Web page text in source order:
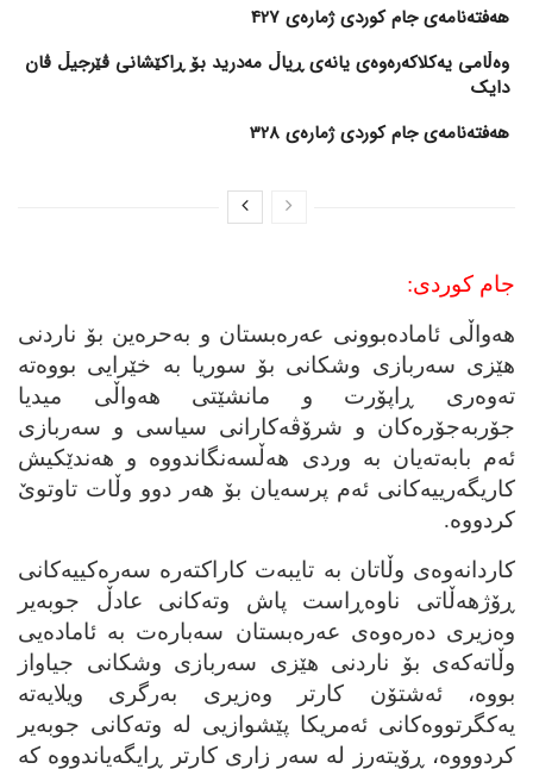
هەفتەنامەی جام کوردی ژمارەی 427
وەڵامی یەکلاکەرەوەی یانەی ڕیاڵ مەدرید بۆ ڕاکێشانی ڤێرجیڵ ڤان
دایک
هەفتەنامەی جام کوردی ژمارەی 328
جام کوردی:
هه‌واڵی ئاماده‌بوونی عه‌ره‌بستان و به‌حره‌ین بۆ ناردنی
هێزی سه‌ربازی وشکانی بۆ سوریا به‌ خێرایی بووه‌ته‌
ته‌وه‌ری ڕاپۆرت و مانشێتی هه‌واڵی میدیا
جۆربه‌جۆره‌کان و شرۆڤه‌کارانی سیاسی و سه‌ربازی
ئه‌م بابه‌ته‌یان به وردی هه‌ڵسه‌نگاندووه‌ و هه‌ندێکیش
کاریگه‌رییه‌کانی ئه‌م پرسه‌یان بۆ هه‌ر دوو وڵات تاوتوێ
کردووه‌.
کاردانه‌وه‌ی وڵاتان به‌ تایبه‌ت کاراکته‌ره‌ سه‌ره‌کییه‌کانی
ڕۆژهه‌ڵاتی ناوه‌ڕاست پاش وته‌کانی عادڵ جوبه‌یر
وه‌زیری ده‌ره‌وه‌ی عه‌ره‌بستان سه‌باره‌ت به‌ ئاماده‌یی
وڵاته‌که‌ی بۆ ناردنی هێزی سه‌ربازی وشکانی جیاواز
بووه‌، ئه‌شتۆن کارتر وه‌زیری به‌رگری ویلایه‌ته‌
یه‌کگرتووه‌کانی ئه‌مریکا پێشوازیی له‌ وته‌کانی جوبه‌یر
کردوووه‌، ڕۆیته‌رز له‌ سه‌ر زاری کارتر ڕایگه‌یاندووه‌ که‌